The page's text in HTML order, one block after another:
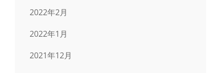
2022年2月
2022年1月
2021年12月